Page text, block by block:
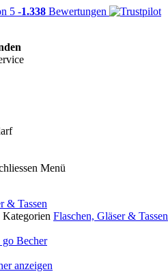
5 -1.338 Bewertungen
Menü
& Tassen
Flaschen, Gläser & Tassen
Becher
anzeigen